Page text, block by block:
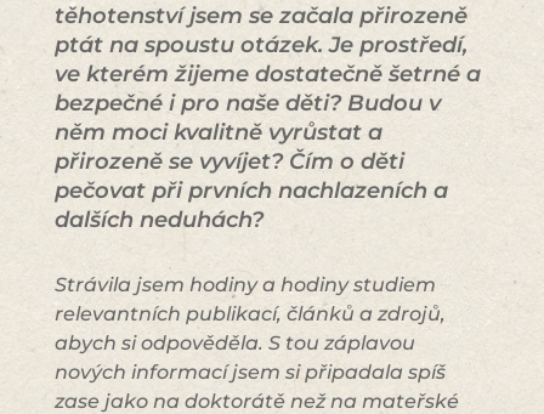
těhotenství jsem se začala přirozeně
ptát na spoustu otázek. Je prostředí,
ve kterém žijeme dostatečně šetrné a
bezpečné i pro naše děti? Budou v
něm moci kvalitně vyrůstat a
přirozeně se vyvíjet? Čím o děti
pečovat při prvních nachlazeních a
dalších neduhách?
Strávila jsem hodiny a hodiny studiem
relevantních publikací, článků a zdrojů,
abych si odpověděla. S tou záplavou
nových informací jsem si připadala spíš
zase jako na doktorátě než na mateřské